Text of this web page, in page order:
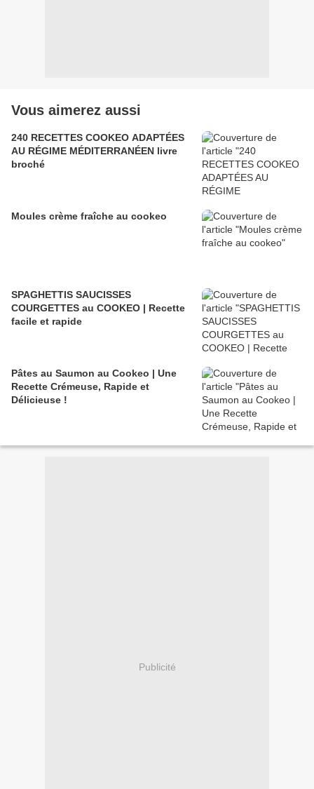
Vous aimerez aussi
240 RECETTES COOKEO ADAPTÉES
AU RÉGIME MÉDITERRANÉEN livre
broché
Moules crème fraîche au cookeo
SPAGHETTIS SAUCISSES
COURGETTES au COOKEO | Recette
facile et rapide
Pâtes au Saumon au Cookeo | Une
Recette Crémeuse, Rapide et
Délicieuse !
Publicité